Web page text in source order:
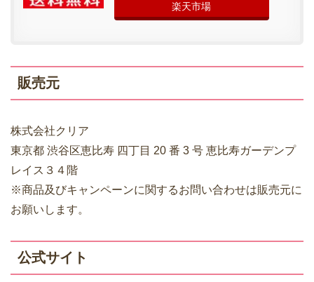
楽天市場
販売元
株式会社クリア
東京都 渋谷区恵比寿 四丁目 20 番 3 号 恵比寿ガーデンプ
レイス３４階
※商品及びキャンペーンに関するお問い合わせは販売元に
お願いします。
公式サイト